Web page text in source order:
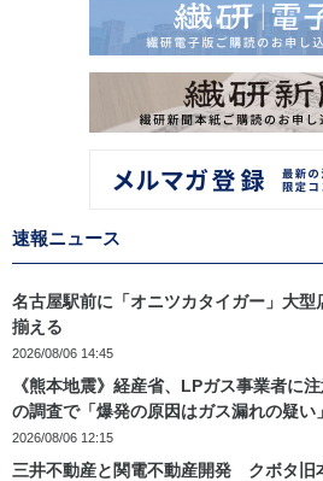
速報ニュース
名古屋駅前に「オニツカタイガー」大
揃える
2026/08/06 14:45
《熊本地震》経産省、LPガス事業者に
の調査で「爆発の原因はガス漏れの疑い」
2026/08/06 12:15
三井不動産と関電不動産開発 クボタ